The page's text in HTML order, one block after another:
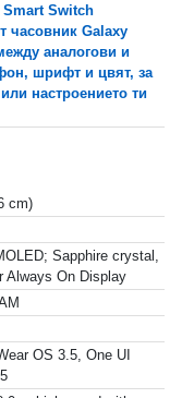
Smart Switch
часовник Galaxy
аналогови и
шрифт и цвят, за
настроението ти
cm)
Sapphire crystal,
Always On Display
OS 3.5, One UI